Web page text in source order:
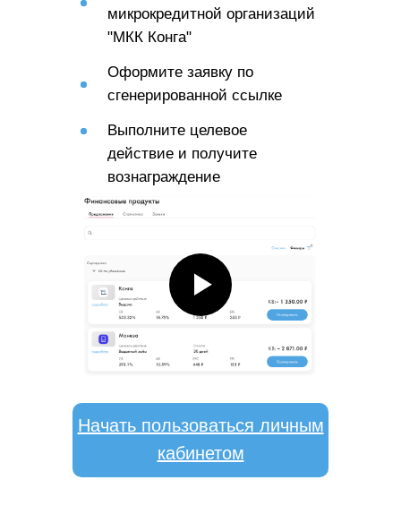
микрокредитной организаций
"МКК Конга"
Оформите заявку по
сгенерированной ссылке
Выполните целевое
действие и получите
вознаграждение
Начать пользоваться личным
кабинетом